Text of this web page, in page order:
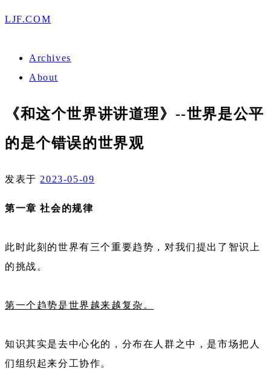
LJF.COM
Archives
About
《和这个世界讲讲道理》--世界是公平
的是个错误的世界观
发表于 2023-05-09
第一章 社会的规律
此时此刻的世界有三个重要趋势，对我们提出了智识上
的挑战。
第一个趋势是世界越来越复杂。
知识其实是去中心化的，分布在人群之中，是市场把人
们组织起来分工协作。